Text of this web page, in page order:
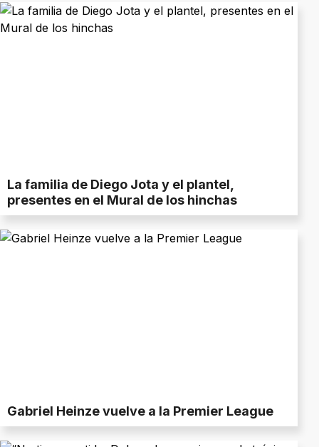
La familia de Diego Jota y el plantel,
presentes en el Mural de los hinchas
Gabriel Heinze vuelve a la Premier League